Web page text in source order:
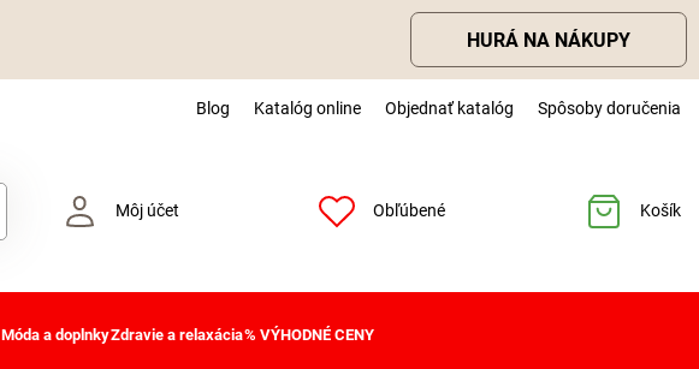
HURÁ NA NÁKUPY
Blog Katalóg online Objednať katalóg Spôsoby doručenia
Môj účet Obľúbené Košík
Móda a doplnkyZdravie a relaxácia% VÝHODNÉ CENY